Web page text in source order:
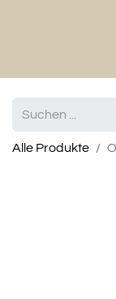
Alle Produkte